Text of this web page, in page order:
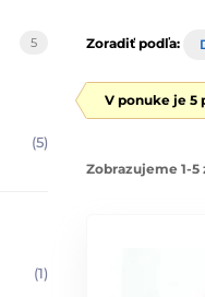
5
(5)
(1)
Zoradiť podľa:
V ponuke je 5
Zobrazujeme 1-